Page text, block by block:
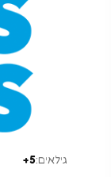
גילאים:5+